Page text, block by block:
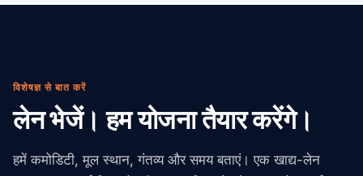
विशेषज्ञ से बात करें
लेन भेजें। हम योजना तैयार करेंगे।
हमें कमोडिटी, मूल स्थान, गंतव्य और समय बताएं। एक खाद्य-लेन